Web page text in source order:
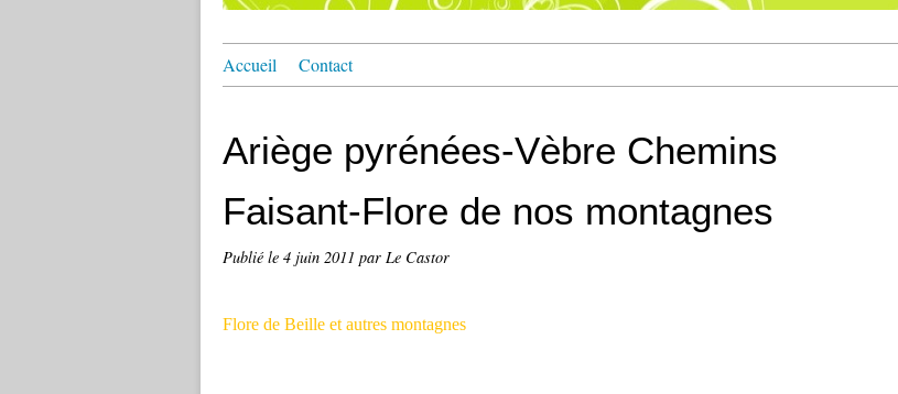
Accueil Contact
Ariège pyrénées-Vèbre Chemins
Faisant-Flore de nos montagnes
Publié le 4 juin 2011 par Le Castor
Flore de Beille et autres montagnes